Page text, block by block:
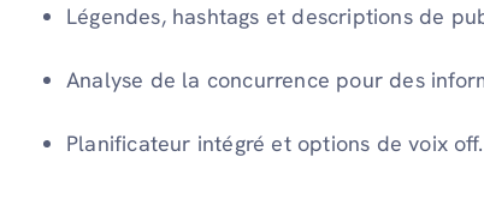
Légendes, hashtags et descriptions de
Analyse de la concurrence pour des
Planificateur intégré et options de voix off.